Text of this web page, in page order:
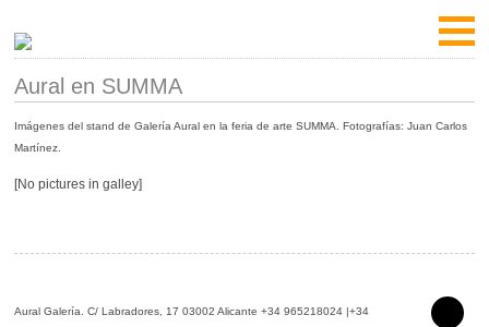
Aural en SUMMA
Imágenes del stand de Galería Aural en la feria de arte SUMMA.Fotografías: Juan Carlos
Martínez.
[No pictures in galley]
Aural Galería.C/ Labradores, 17 03002 Alicante +34 965218024 |+34